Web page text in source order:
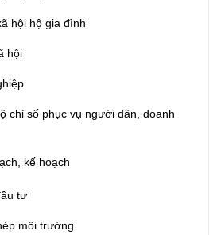
hội hộ gia đình
hội
chỉ số phục vụ người dân, doanh
kế hoạch
tư
môi trường